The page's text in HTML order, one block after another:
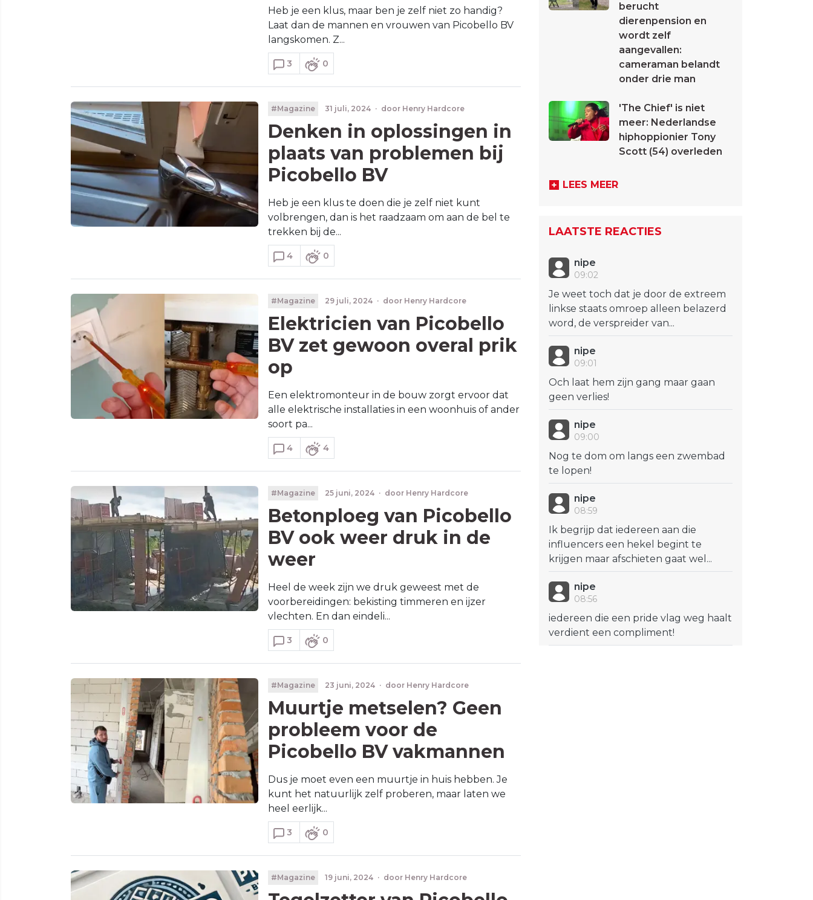
Heb je een klus, maar ben je zelf niet zo handig?
Laat dan de mannen en vrouwen van Picobello BV
langskomen. Z...
3 0
#Magazine 31 juli, 2024 · door Henry Hardcore
Denken in oplossingen in
plaats van problemen bij
Picobello BV
Heb je een klus te doen die je zelf niet kunt
volbrengen, dan is het raadzaam om aan de bel te
trekken bij de...
4 0
#Magazine 29 juli, 2024 · door Henry Hardcore
Elektricien van Picobello
BV zet gewoon overal prik
op
Een elektromonteur in de bouw zorgt ervoor dat
alle elektrische installaties in een woonhuis of ander
soort pa...
4 4
#Magazine 25 juni, 2024 · door Henry Hardcore
Betonploeg van Picobello
BV ook weer druk in de
weer
Heel de week zijn we druk geweest met de
voorbereidingen: bekisting timmeren en ijzer
vlechten. En dan eindeli...
3 0
#Magazine 23 juni, 2024 · door Henry Hardcore
Muurtje metselen? Geen
probleem voor de
Picobello BV vakmannen
Dus je moet even een muurtje in huis hebben. Je
kunt het natuurlijk zelf proberen, maar laten we
heel eerlijk...
3 0
#Magazine 19 juni, 2024 · door Henry Hardcore
berucht
dierenpension en
wordt zelf
aangevallen:
cameraman belandt
onder drie man
'The Chief' is niet
meer: Nederlandse
hiphoppionier Tony
Scott (54) overleden
LEES MEER
LAATSTE REACTIES
nipe
09:02
Je weet toch dat je door de extreem
linkse staats omroep alleen belazerd
word, de verspreider van...
nipe
09:01
Och laat hem zijn gang maar gaan
geen verlies!
nipe
09:00
Nog te dom om langs een zwembad
te lopen!
nipe
08:59
Ik begrijp dat iedereen aan die
influencers een hekel begint te
krijgen maar afschieten gaat wel...
nipe
08:56
iedereen die een pride vlag weg haalt
verdient een compliment!